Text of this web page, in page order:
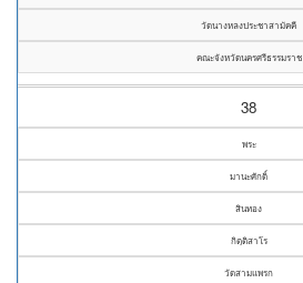
วัดนางหลงประชาสามัคคี
คณะจังหวัดนครศรีธรรมราช
38
พระ
มานะศักดิ์
สินทอง
กิตฺติสาโร
วัดสามแพรก